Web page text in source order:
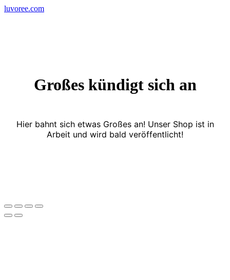
Skip
luvoree.com
Großes kündigt sich an
Hier bahnt sich etwas Großes an! Unser Shop ist in
Arbeit und wird bald veröffentlicht!